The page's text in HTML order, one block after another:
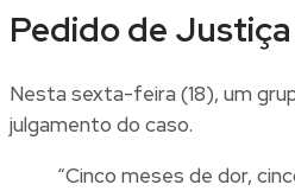
Pedido de Justiça
Nesta sexta-feira (18), um
julgamento do caso.
“Cinco meses de dor,